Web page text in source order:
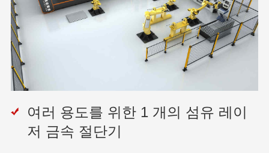
여러 용도를 위한 1 개의 섬유 레이
저 금속 절단기